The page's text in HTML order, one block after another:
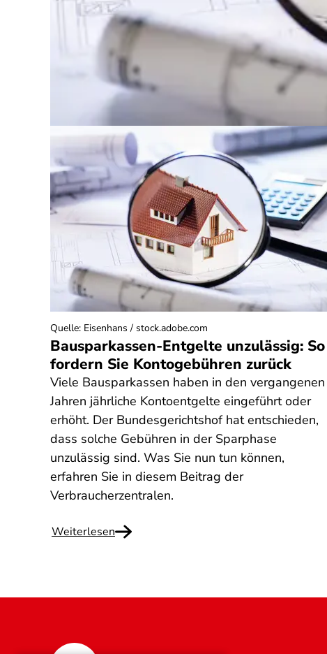
Bausparkassen-Entgelte unzulässig: So
fordern Sie Kontogebühren zurück
Viele Bausparkassen haben in den vergangenen
Jahren jährliche Kontoentgelte eingeführt oder
erhöht. Der Bundesgerichtshof hat entschieden,
dass solche Gebühren in der Sparphase
unzulässig sind. Was Sie nun tun können,
erfahren Sie in diesem Beitrag der
Verbraucherzentralen.
Weiterlesen
Quelle: Eisenhans / stock.adobe.com